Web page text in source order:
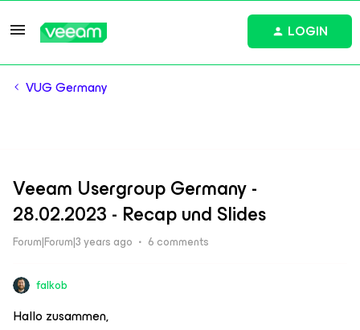
LOGIN
VUG Germany
Veeam Usergroup Germany -
28.02.2023 - Recap und Slides
Forum|Forum|3 years ago 6 comments
falkob
Hallo zusammen,